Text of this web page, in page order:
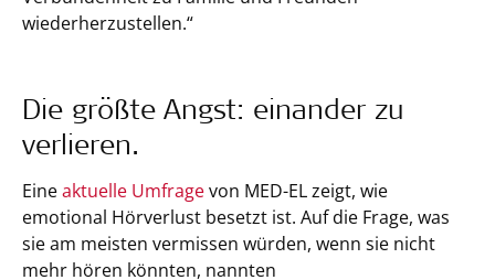
wiederherzustellen.“
Die größte Angst: einander zu
verlieren.
Eineaktuelle Umfragevon MED-EL zeigt, wie
emotional Hörverlust besetzt ist. Auf die Frage, was
sie am meisten vermissen würden, wenn sie nicht
mehr hören könnten, nannten